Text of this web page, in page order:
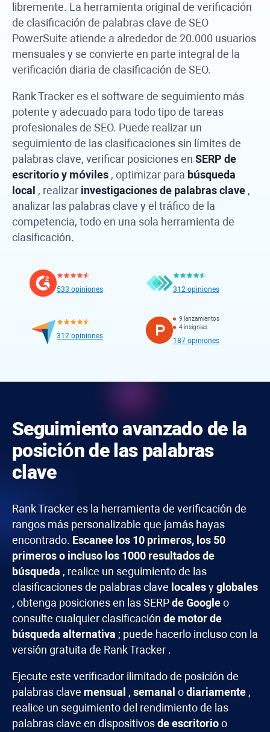
libremente. La herramienta original de verificación
de clasificación de palabras clave de SEO
PowerSuite atiende a alrededor de 20.000 usuarios
mensuales y se convierte en parte integral de la
verificación diaria de clasificación de SEO.
Rank Trackeres el software de seguimiento más
potente y adecuado para todo tipo de tareas
profesionales de SEO. Puede realizar un
seguimiento de las clasificaciones sin límites de
palabras clave, verificar posiciones en SERP de
escritorio y móviles , optimizar para búsqueda
local , realizar investigaciones de palabras clave ,
analizar las palabras clave y el tráfico de la
competencia, todo en una sola herramienta de
clasificación.
533 opiniones 312 opiniones
312 opiniones
9 lanzamientos
4 insignias
187 opiniones
Seguimiento avanzado de la
posición de las palabras
clave
Rank Trackeres la herramienta de verificación de
rangos más personalizable que jamás hayas
encontrado. Escanee los 10 primeros, los 50
primeros o incluso los 1000 resultados de
búsqueda , realice un seguimiento de las
clasificaciones de palabras clave localesyglobales
, obtenga posiciones en las SERPde Googleo
consulte cualquier clasificación de motor de
búsqueda alternativa ; puede hacerlo incluso con la
versión gratuita de Rank Tracker .
Ejecute este verificador ilimitado de posición de
palabras clave mensual , semanal odiariamente ,
realice un seguimiento del rendimiento de las
palabras clave en dispositivosde escritorioo